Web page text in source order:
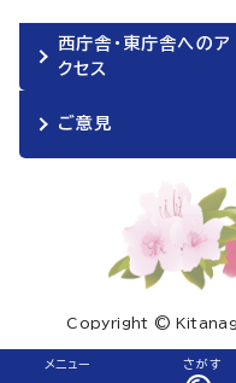
メニュー さがす
西庁舎・東庁舎へのア
クセス
ご意見
Copyright ©